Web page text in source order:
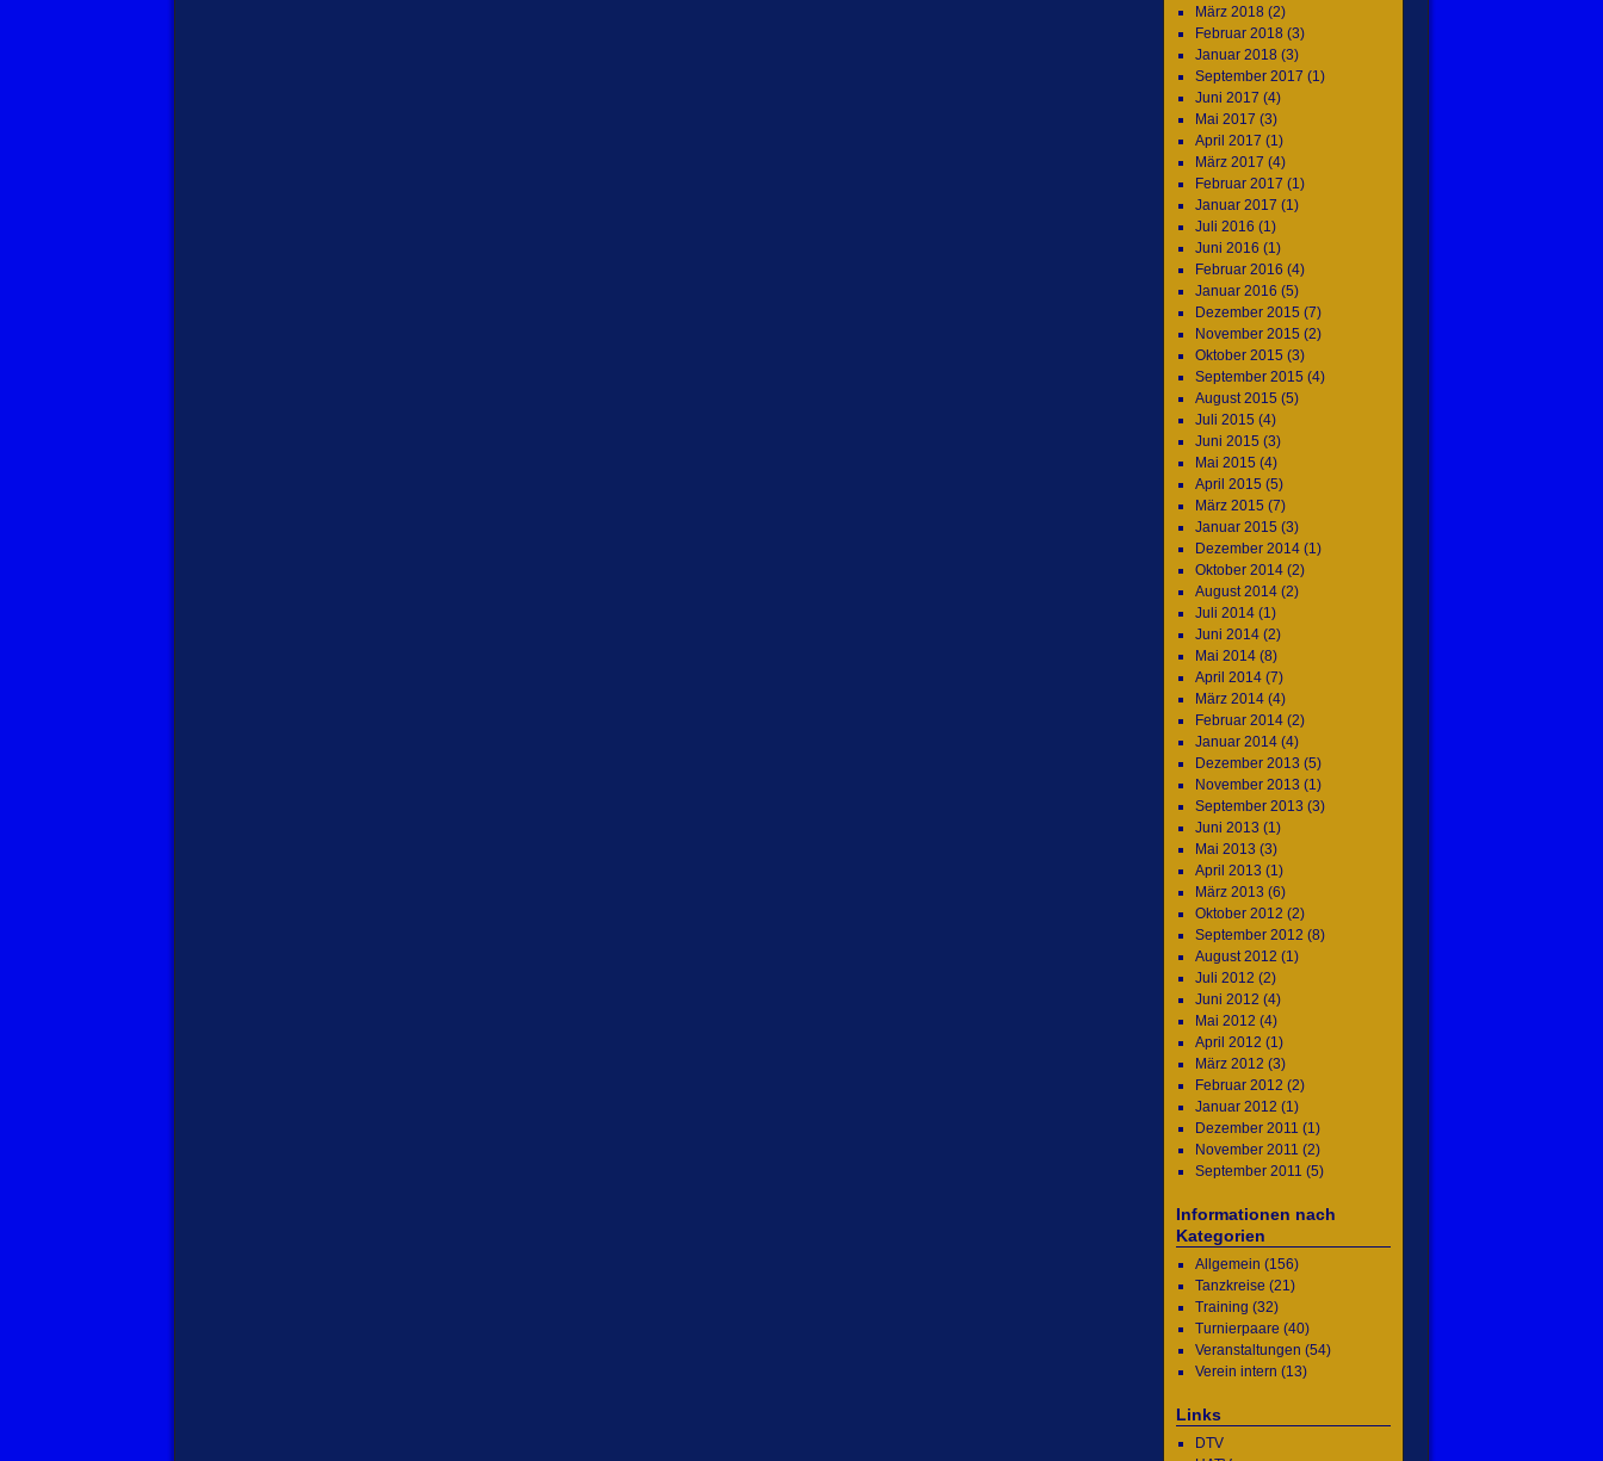
März 2018 (2)
Februar 2018 (3)
Januar 2018 (3)
September 2017 (1)
Juni 2017 (4)
Mai 2017 (3)
April 2017 (1)
März 2017 (4)
Februar 2017 (1)
Januar 2017 (1)
Juli 2016 (1)
Juni 2016 (1)
Februar 2016 (4)
Januar 2016 (5)
Dezember 2015 (7)
November 2015 (2)
Oktober 2015 (3)
September 2015 (4)
August 2015 (5)
Juli 2015 (4)
Juni 2015 (3)
Mai 2015 (4)
April 2015 (5)
März 2015 (7)
Januar 2015 (3)
Dezember 2014(1)
Oktober 2014(2)
August 2014(2)
Juli 2014(1)
Juni 2014(2)
Mai 2014(8)
April 2014(7)
März 2014(4)
Februar 2014(2)
Januar 2014(4)
Dezember 2013 (5)
November 2013 (1)
September 2013 (3)
Juni 2013 (1)
Mai 2013 (3)
April 2013 (1)
März 2013 (6)
Oktober 2012 (2)
September 2012 (8)
August 2012 (1)
Juli 2012 (2)
Juni 2012 (4)
Mai 2012 (4)
April 2012 (1)
März 2012 (3)
Februar 2012 (2)
Januar 2012 (1)
Dezember 2011 (1)
November 2011 (2)
September 2011 (5)
Informationen nach
Kategorien
Allgemein (156)
Tanzkreise (21)
Training (32)
Turnierpaare (40)
Veranstaltungen (54)
Verein intern (13)
Links
DTV